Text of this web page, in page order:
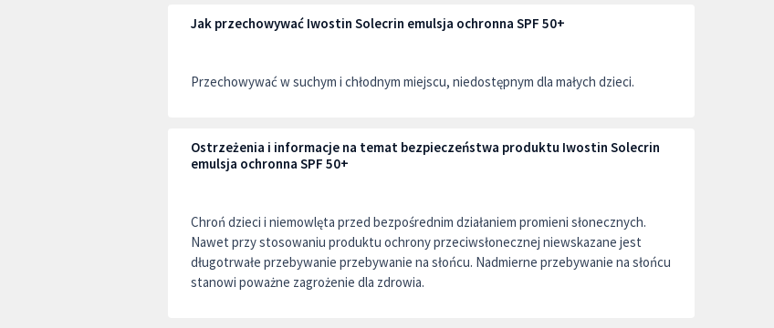
Jak przechowywać Iwostin Solecrin emulsja ochronna SPF 50+
Przechowywać w suchym i chłodnym miejscu, niedostępnym dla małych dzieci.
Ostrzeżenia i informacje na temat bezpieczeństwa produktu Iwostin Solecrin
emulsja ochronna SPF 50+
Chroń dzieci i niemowlęta przed bezpośrednim działaniem promieni słonecznych.
Nawet przy stosowaniu produktu ochrony przeciwsłonecznej niewskazane jest
długotrwałe przebywanie przebywanie na słońcu. Nadmierne przebywanie na słońcu
stanowi poważne zagrożenie dla zdrowia.